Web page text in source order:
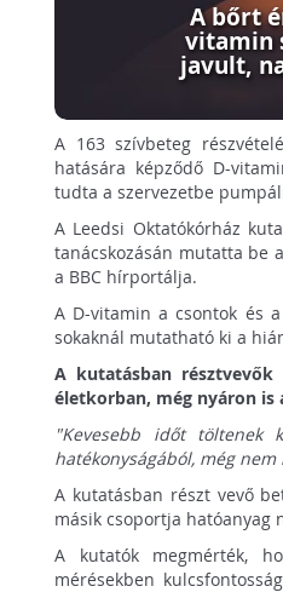
A bőrt
vitamin
javult,
A 163 szívbeteg
hatására képződő D-
tudta a szervezetbe
A Leedsi Oktatókórház
tanácskozásán mutatta be
a BBC hírportálja.
A D-vitamin a csontok és
sokaknál mutatható ki a
A kutatásban
életkorban, még nyáron is
"Kevesebb időt
hatékonyságából, még
A kutatásban részt vevő
másik csoportja hatóanyag
A kutatók megmérték,
mérésekben